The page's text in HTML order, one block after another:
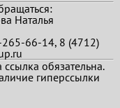
Наталья
66-14, 8 (4712)
обязательна.
гиперссылки